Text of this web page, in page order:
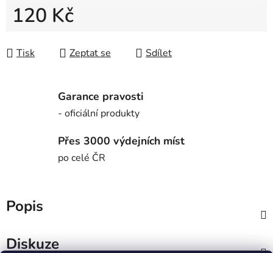
120 Kč
Tisk
Zeptat se Sdílet
Garance pravosti
- oficiální produkty
Přes 3000 výdejních míst
po celé ČR
Popis
Diskuze